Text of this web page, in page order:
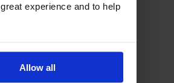
experience and to help
Allow all